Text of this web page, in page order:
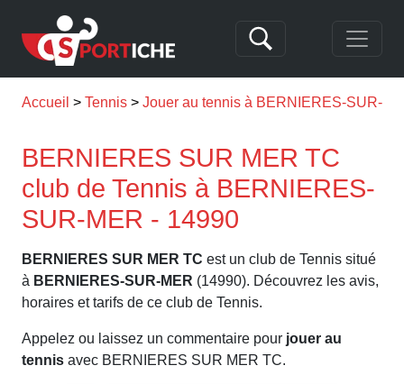
Accueil Tennis Jouer au tennis à BERNIERES-SUR-
BERNIERES SUR MER TC
club de Tennis à BERNIERES-
SUR-MER - 14990
BERNIERES SUR MER TC est un club de Tennis situé
à BERNIERES-SUR-MER (14990). Découvrez les avis,
horaires et tarifs de ce club de Tennis.
Appelez ou laissez un commentaire pour jouer au
tennis avec BERNIERES SUR MER TC.